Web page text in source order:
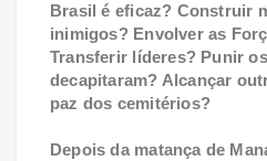
Brasil é eficaz? Construir
inimigos? Envolver as
Transferir líderes? Punir
decapitaram? Alcançar
paz dos cemitérios?
Depois da matança de